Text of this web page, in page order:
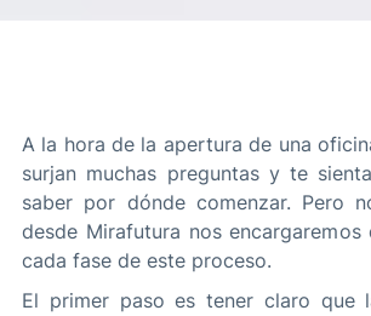
A la hora de la apertura de una
surjan muchas preguntas y te
saber por dónde comenzar. Pero
desde Mirafutura nos
cada fase de este proceso.
El primer paso es tener claro que